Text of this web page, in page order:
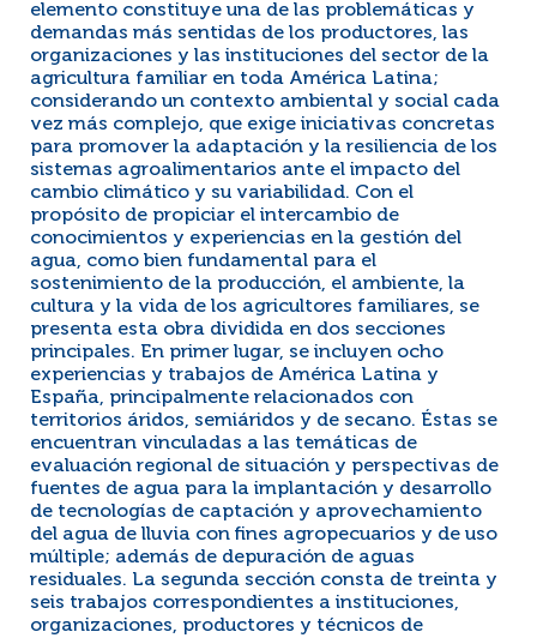
elemento constituye una de las problemáticas y
demandas más sentidas de los productores, las
organizaciones y las instituciones del sector de la
agricultura familiar en toda América Latina;
considerando un contexto ambiental y social cada
vez más complejo, que exige iniciativas concretas
para promover la adaptación y la resiliencia de los
sistemas agroalimentarios ante el impacto del
cambio climático y su variabilidad. Con el
propósito de propiciar el intercambio de
conocimientos y experiencias en la gestión del
agua, como bien fundamental para el
sostenimiento de la producción, el ambiente, la
cultura y la vida de los agricultores familiares, se
presenta esta obra dividida en dos secciones
principales. En primer lugar, se incluyen ocho
experiencias y trabajos de América Latina y
España, principalmente relacionados con
territorios áridos, semiáridos y de secano. Éstas se
encuentran vinculadas a las temáticas de
evaluación regional de situación y perspectivas de
fuentes de agua para la implantación y desarrollo
de tecnologías de captación y aprovechamiento
del agua de lluvia con fines agropecuarios y de uso
múltiple; además de depuración de aguas
residuales. La segunda sección consta de treinta y
seis trabajos correspondientes a instituciones,
organizaciones, productores y técnicos de